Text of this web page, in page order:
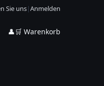
Sie uns|Anmelden
👤🛒 Warenkorb